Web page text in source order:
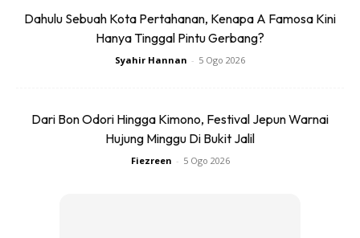
SHOPEE MY
Dimsum / Dimsum Sejuk
Dahulu Sebuah Kota Pertahanan, Kenapa A Famosa Kini
Hanya Tinggal Pintu Gerbang?
Syahir Hannan - 5 Ogo 2026
Dari Bon Odori Hingga Kimono, Festival Jepun Warnai
Hujung Minggu Di Bukit Jalil
Fiezreen - 5 Ogo 2026